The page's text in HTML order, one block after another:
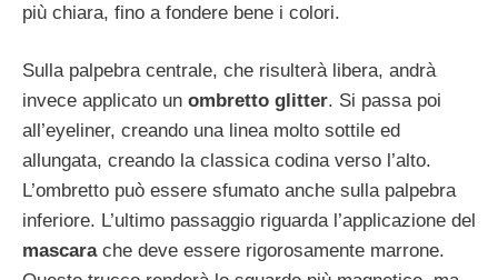
più chiara, fino a fondere bene i colori.
Sulla palpebra centrale, che risulterà libera, andrà
invece applicato un ombretto glitter. Si passa poi
all’eyeliner, creando una linea molto sottile ed
allungata, creando la classica codina verso l’alto.
L’ombretto può essere sfumato anche sulla palpebra
inferiore. L’ultimo passaggio riguarda l’applicazione del
mascarache deve essere rigorosamente marrone.